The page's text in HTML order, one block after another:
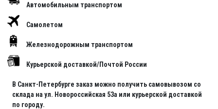
Автомобильным транспортом
Самолетом
Железнодорожным транспортом
Курьерской доставкой/Почтой России
В Санкт-Петербурге заказ можно получить самовывозом со
склада на ул. Новороссийская 53а или курьерской доставкой
по городу.